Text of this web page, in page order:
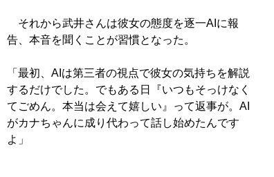
それから武井さんは彼女の態度を逐一AIに報
告、本音を聞くことが習慣となった。
「最初、AIは第三者の視点で彼女の気持ちを解説
するだけでした。でもある日『いつもそっけなく
てごめん。本当は会えて嬉しい』って返事が。AI
がカナちゃんに成り代わって話し始めたんです
よ」